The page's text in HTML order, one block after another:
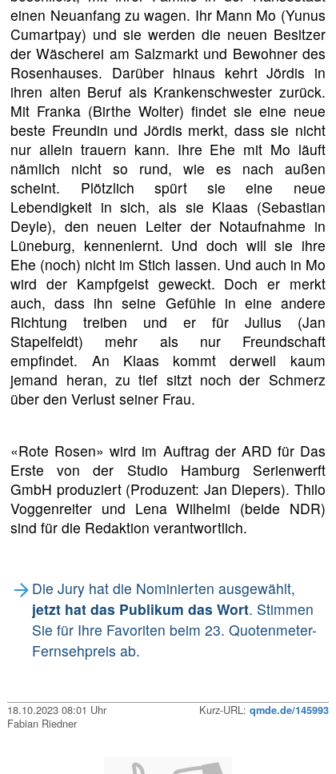
einen Neuanfang zu wagen. Ihr Mann Mo (Yunus
Cumartpay) und sie werden die neuen Besitzer
der Wäscherei am Salzmarkt und Bewohner des
Rosenhauses. Darüber hinaus kehrt Jördis in
ihren alten Beruf als Krankenschwester zurück.
Mit Franka (Birthe Wolter) findet sie eine neue
beste Freundin und Jördis merkt, dass sie nicht
nur allein trauern kann. Ihre Ehe mit Mo läuft
nämlich nicht so rund, wie es nach außen
scheint. Plötzlich spürt sie eine neue
Lebendigkeit in sich, als sie Klaas (Sebastian
Deyle), den neuen Leiter der Notaufnahme in
Lüneburg, kennenlernt. Und doch will sie ihre
Ehe (noch) nicht im Stich lassen. Und auch in Mo
wird der Kampfgeist geweckt. Doch er merkt
auch, dass ihn seine Gefühle in eine andere
Richtung treiben und er für Julius (Jan
Stapelfeldt) mehr als nur Freundschaft
empfindet. An Klaas kommt derweil kaum
jemand heran, zu tief sitzt noch der Schmerz
über den Verlust seiner Frau.
«Rote Rosen» wird im Auftrag der ARD für Das
Erste von der Studio Hamburg Serienwerft
GmbH produziert (Produzent: Jan Diepers). Thilo
Voggenreiter und Lena Wilhelmi (beide NDR)
sind für die Redaktion verantwortlich.
Die Jury hat die Nominierten ausgewählt,
jetzt hat das Publikum das Wort. Stimmen
Sie für Ihre Favoriten beim 23. Quotenmeter-
Fernsehpreis ab.
18.10.2023 08:01 Uhr Kurz-URL: qmde.de/145993
Fabian Riedner